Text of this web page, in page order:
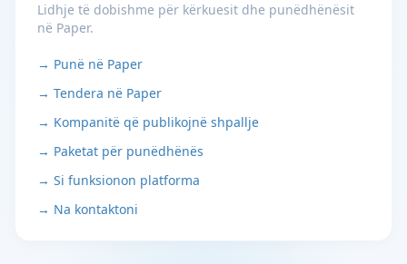
Lidhje të dobishme për kërkuesit dhe punëdhënësit
në Paper.
→ Punë në Paper
→ Tendera në Paper
→ Kompanitë që publikojnë shpallje
→ Paketat për punëdhënës
→ Si funksionon platforma
→ Na kontaktoni